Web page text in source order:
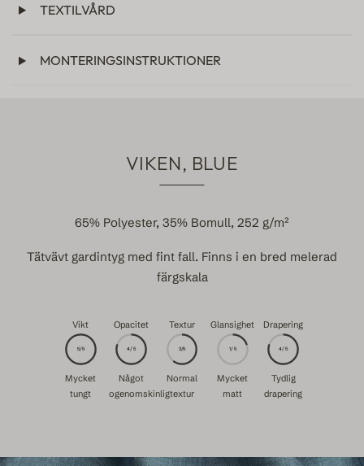
TEXTILVÅRD
MONTERINGSINSTRUKTIONER
VIKEN, BLUE
65% Polyester, 35% Bomull, 252 g/m²
Tätvävt gardintyg med fint fall. Finns i en bred melerad
färgskala
Vikt
5/5
Mycket
tungt
Opacitet
4/5
Något
ogenomskinlig
Textur
3/5
Normal
textur
Glansighet
1/5
Mycket
matt
Drapering
4/5
Tydlig
drapering